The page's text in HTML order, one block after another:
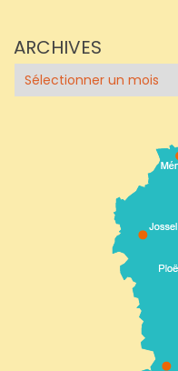
ARCHIVES
Archives